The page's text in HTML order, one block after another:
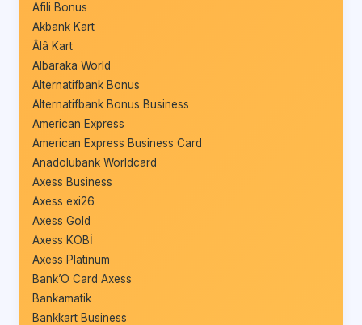
Afili Bonus
Akbank Kart
Âlâ Kart
Albaraka World
Alternatifbank Bonus
Alternatifbank Bonus Business
American Express
American Express Business Card
Anadolubank Worldcard
Axess Business
Axess exi26
Axess Gold
Axess KOBİ
Axess Platinum
Bank’O Card Axess
Bankamatik
Bankkart Business